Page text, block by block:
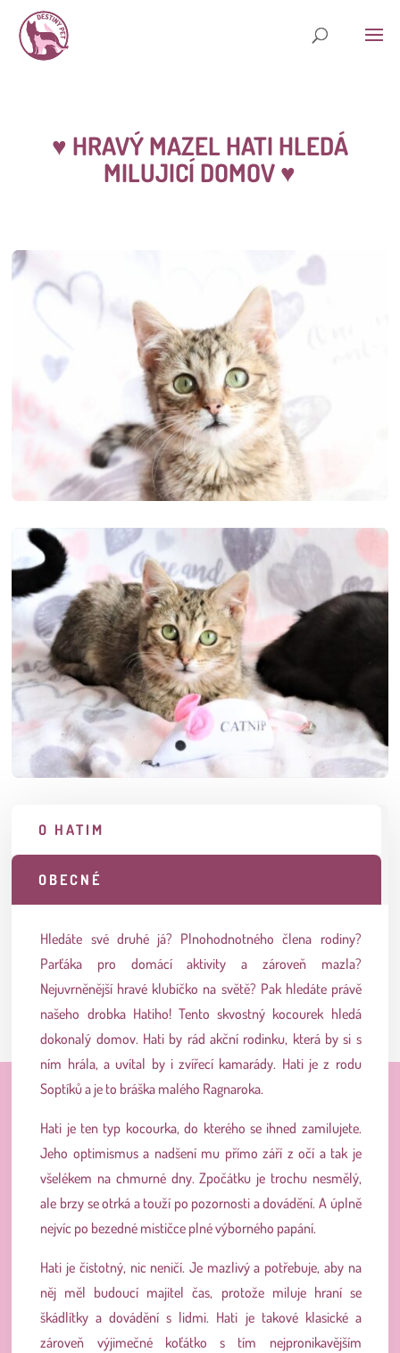
♥ HRAVÝ MAZEL HATI HLEDÁ
MILUJICÍ DOMOV♥
O HATIM
OBECNÉ
Hledáte své druhé já? Plnohodnotného člena rodiny?
Parťáka pro domácí aktivity a zároveň mazla?
Nejuvrněnější hravé klubíčko na světě? Pak hledáte právě
našeho drobka Hatiho! Tento skvostný kocourek hledá
dokonalý domov. Hati by rád akční rodinku, která by si s
ním hrála, a uvítal by i zvířecí kamarády. Hati je z rodu
Soptíků a je to bráška malého Ragnaroka.
Hati je ten typ kocourka, do kterého se ihned zamilujete.
Jeho optimismus a nadšení mu přímo září z očí a tak je
všelékem na chmurné dny. Zpočátku je trochu nesmělý,
ale brzy se otrká a touží po pozornosti a dovádění. A úplně
nejvíc po bezedné mističce plné výborného papání.
Hati je čistotný, nic neničí. Je mazlivý a potřebuje, aby na
něj měl budoucí majitel čas, protože miluje hraní se
škádlítky a dovádění s lidmi. Hati je takové klasické a
zároveň výjimečné koťátko s tím nejpronikavějším